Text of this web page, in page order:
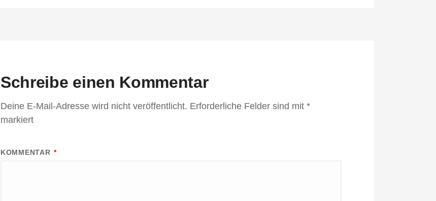
Schreibe einen Kommentar
Deine E-Mail-Adresse wird nicht veröffentlicht. Erforderliche Felder sind mit *
markiert
KOMMENTAR *